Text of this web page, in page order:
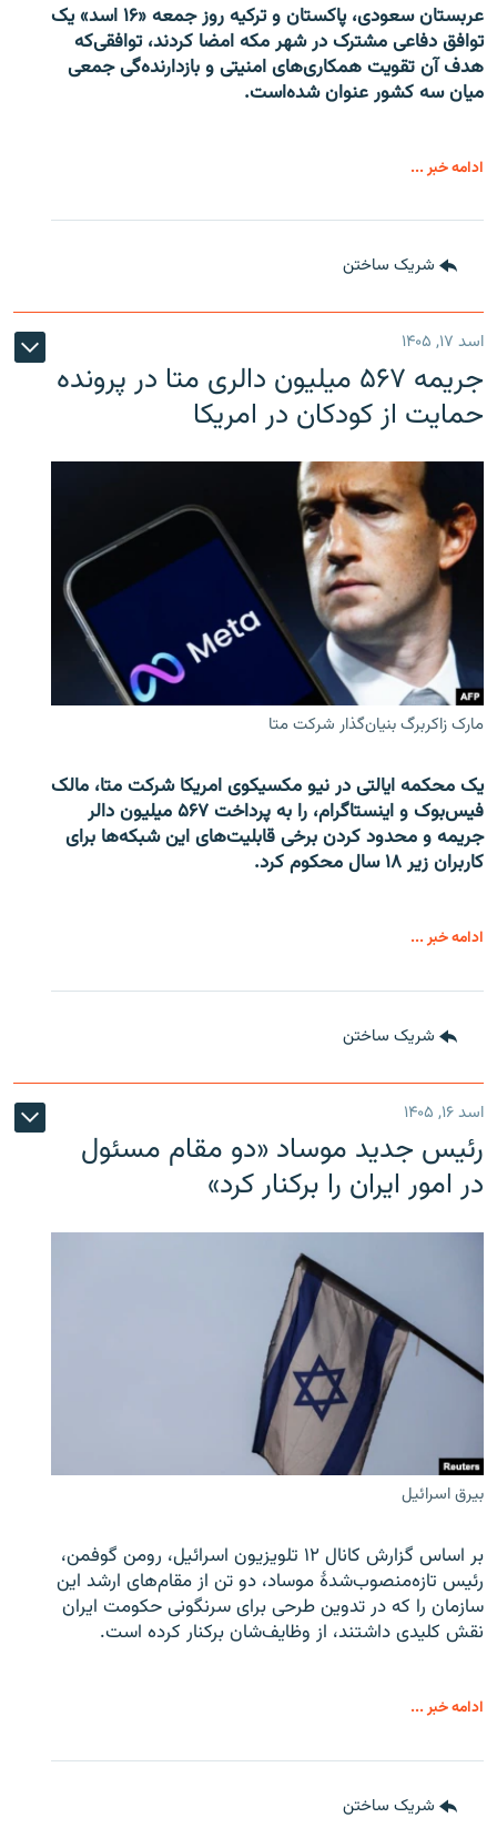
عربستان سعودی، پاکستان و ترکیه روز جمعه «۱۶ اسد» یک
توافق دفاعی مشترک در شهر مکه امضا کردند، توافقی‌که
هدف آن تقویت همکاری‌های امنیتی و بازدارنده‌گی جمعی
میان سه کشور عنوان شده‌است.
ادامه خبر ...
شریک ساختن
اسد ۱۷, ۱۴۰۵
جریمه ۵۶۷ میلیون دالری متا در پرونده
حمایت از کودکان در امریکا
مارک زاکربرگ بنیان‌گذار شرکت متا
یک محکمه ایالتی در نیو مکسیکوی امریکا شرکت متا، مالک
فیس‌بوک و اینستاگرام، را به پرداخت ۵۶۷ میلیون دالر
جریمه و محدود کردن برخی قابلیت‌های این شبکه‌ها برای
کاربران زیر ۱۸ سال محکوم کرد.
ادامه خبر ...
شریک ساختن
اسد ۱۶, ۱۴۰۵
رئیس جدید موساد «دو مقام مسئول
در امور ایران را برکنار کرد»
بیرق اسرائیل
بر اساس گزارش کانال ۱۲ تلویزیون اسرائیل، رومن گوفمن،
رئیس تازه‌منصوب‌شدۀ موساد، دو تن از مقام‌های ارشد این
سازمان را که در تدوین طرحی برای سرنگونی حکومت ایران
نقش کلیدی داشتند، از وظایف‌شان برکنار کرده است.
ادامه خبر ...
شریک ساختن